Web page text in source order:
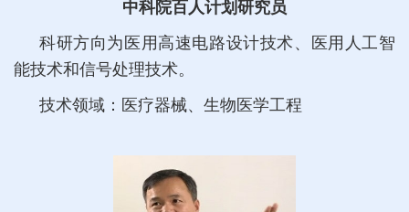
中科院百人计划研究员
科研方向为医用高速电路设计技术、医用人工智
能技术和信号处理技术。
技术领域：医疗器械、生物医学工程